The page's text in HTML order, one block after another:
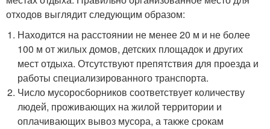
отходов выглядит следующим образом:
Находится на расстоянии не менее 20 м и не более
100 м от жилых домов, детских площадок и других
мест отдыха. Отсутствуют препятствия для проезда и
работы специализированного транспорта.
Число мусоросборников соответствует количеству
людей, проживающих на жилой территории и
оплачивающих вывоз мусора, а также срокам